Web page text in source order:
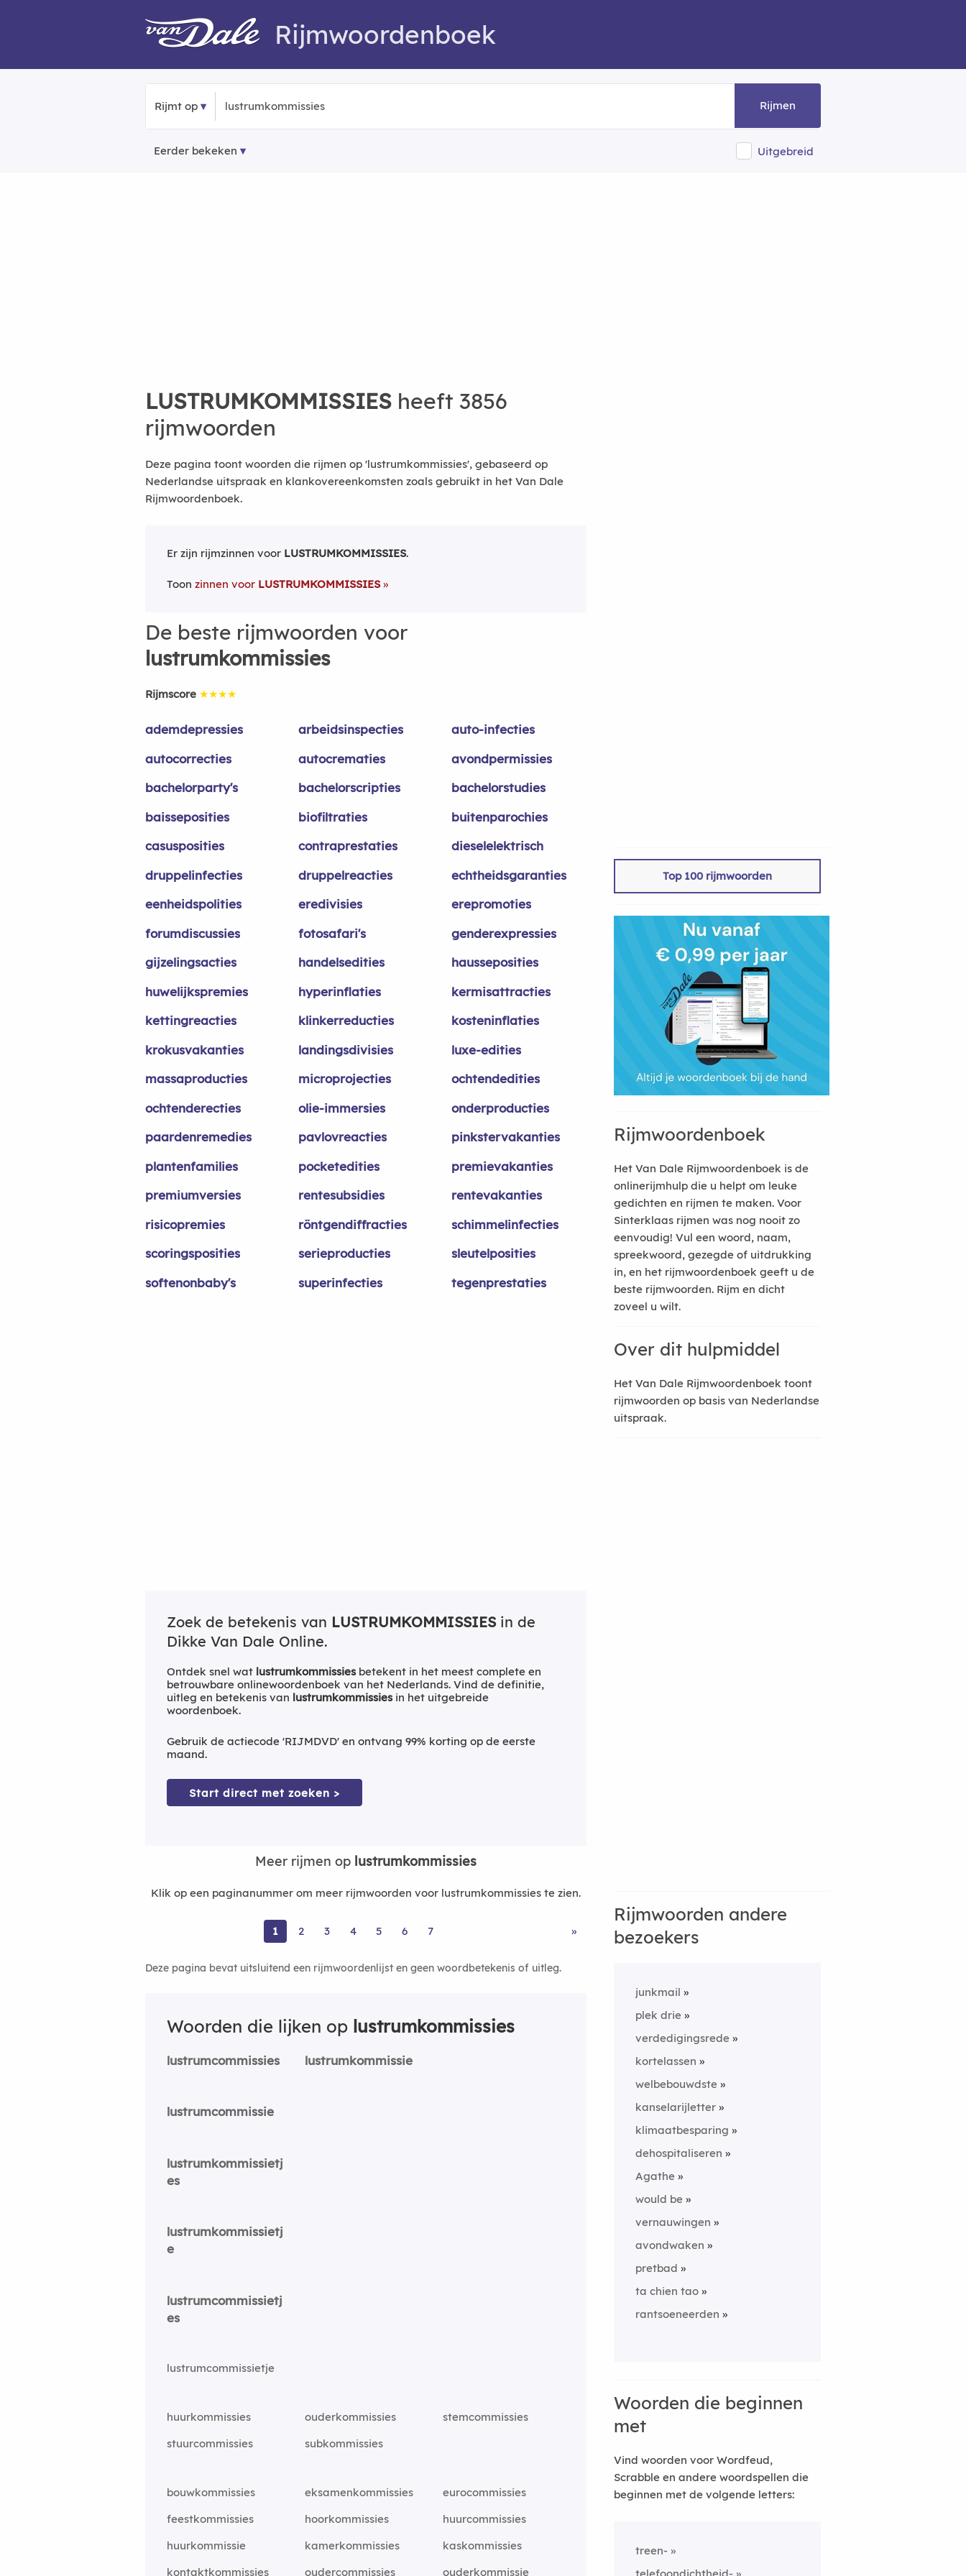
Rijmwoordenboek
Rijmt op Rijmen
Eerder bekeken Uitgebreid
LUSTRUMKOMMISSIES heeft 3856
rijmwoorden
Deze pagina toont woorden die rijmen op 'lustrumkommissies', gebaseerd op
Nederlandse uitspraak en klankovereenkomsten zoals gebruikt in het Van Dale
Rijmwoordenboek.
Er zijn rijmzinnen voor LUSTRUMKOMMISSIES.
Toon zinnen voor LUSTRUMKOMMISSIES
De beste rijmwoorden voor
lustrumkommissies
Rijmscore ★★★★
ademdepressies arbeidsinspecties
auto-infecties
autocorrecties
autocrematies
avondpermissies
bachelorparty's
bachelorscripties
bachelorstudies
baisseposities
biofiltraties
buitenparochies
casusposities
contraprestaties
dieselelektrisch
druppelinfecties
druppelreacties
echtheidsgaranties
eenheidspolities
eredivisies
erepromoties
forumdiscussies
fotosafari's
genderexpressies
gijzelingsacties
handelsedities
hausseposities
huwelijkspremies
hyperinflaties
kermisattracties
kettingreacties
klinkerreducties
kosteninflaties
krokusvakanties
landingsdivisies
luxe-edities
massaproducties
microprojecties
ochtendedities
ochtenderecties
olie-immersies
onderproducties
paardenremedies
pavlovreacties
pinkstervakanties
plantenfamilies
pocketedities
premievakanties
premiumversies
rentesubsidies
rentevakanties
risicopremies
röntgendiffracties
schimmelinfecties
scoringsposities
serieproducties
sleutelposities
softenonbaby's
superinfecties tegenprestaties
Zoek de betekenis van LUSTRUMKOMMISSIESin de
Dikke Van Dale Online.
Ontdek snel wat lustrumkommissiesbetekent in het meest complete en
betrouwbare onlinewoordenboek van het Nederlands. Vind de definitie,
uitleg en betekenis van lustrumkommissiesin het uitgebreide
woordenboek.
Gebruik de actiecode 'RIJMDVD' en ontvang 99% korting op de eerste
maand.
Start direct met zoeken >
Meer rijmen op lustrumkommissies
Klik op een paginanummer om meer rijmwoorden voor lustrumkommissies te zien.
1 2 3 4 5 6 7 »
Deze pagina bevat uitsluitend een rijmwoordenlijst en geen woordbetekenis of uitleg.
Woorden die lijken op lustrumkommissies
lustrumcommissies lustrumkommissie
lustrumcommissie
lustrumkommissietj
es
lustrumkommissietj
e
lustrumcommissietj
es
lustrumcommissietje
huurkommissies ouderkommissies
stemcommissies
stuurcommissies
subkommissies
bouwkommissies eksamenkommissies
eurocommissies
feestkommissies
hoorkommissies
huurcommissies
huurkommissie
kamerkommissies
kaskommissies
kontaktkommissies
oudercommissies ouderkommissie
Top 100 rijmwoorden
Rijmwoordenboek
Het Van Dale Rijmwoordenboek is de
onlinerijmhulp die u helpt om leuke
gedichten en rijmen te maken. Voor
Sinterklaas rijmen was nog nooit zo
eenvoudig! Vul een woord, naam,
spreekwoord, gezegde of uitdrukking
in, en het rijmwoordenboek geeft u de
beste rijmwoorden. Rijm en dicht
zoveel u wilt.
Over dit hulpmiddel
Het Van Dale Rijmwoordenboek toont
rijmwoorden op basis van Nederlandse
uitspraak.
Rijmwoorden andere
bezoekers
junkmail
plek drie
verdedigingsrede
kortelassen
welbebouwdste
kanselarijletter
klimaatbesparing
dehospitaliseren
Agathe
would be
vernauwingen
avondwaken
pretbad
ta chien tao
rantsoeneerden
Woorden die beginnen
met
Vind woorden voor Wordfeud,
Scrabble en andere woordspellen die
beginnen met de volgende letters:
treen-